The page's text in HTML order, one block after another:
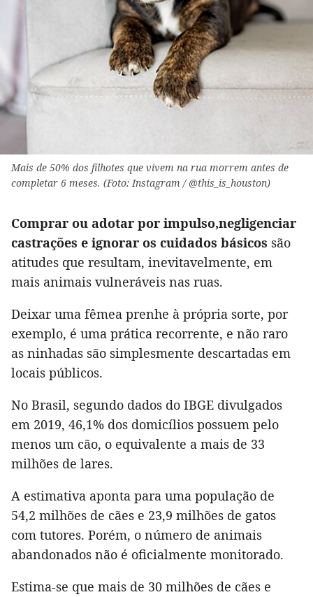
Mais de 50% dos filhotes que vivem na rua morrem antes de
completar 6 meses. (Foto: Instagram / @this_is_houston)
Comprar ou adotar por impulso,negligenciar
castrações e ignorar os cuidados básicos são
atitudes que resultam, inevitavelmente, em
mais animais vulneráveis nas ruas.
Deixar uma fêmea prenhe à própria sorte, por
exemplo, é uma prática recorrente, e não raro
as ninhadas são simplesmente descartadas em
locais públicos.
No Brasil, segundo dados do IBGE divulgados
em 2019, 46,1% dos domicílios possuem pelo
menos um cão, o equivalente a mais de 33
milhões de lares.
A estimativa aponta para uma população de
54,2 milhões de cães e 23,9 milhões de gatos
com tutores. Porém, o número de animais
abandonados não é oficialmente monitorado.
Estima-se que mais de 30 milhões de cães e